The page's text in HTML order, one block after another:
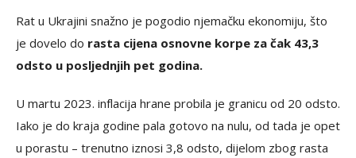
Rat u Ukrajini snažno je pogodio njemačku ekonomiju, što
je dovelo do rasta cijena osnovne korpe za čak 43,3
odsto u posljednjih pet godina.
U martu 2023. inflacija hrane probila je granicu od 20 odsto.
Iako je do kraja godine pala gotovo na nulu, od tada je opet
u porastu – trenutno iznosi 3,8 odsto, dijelom zbog rasta